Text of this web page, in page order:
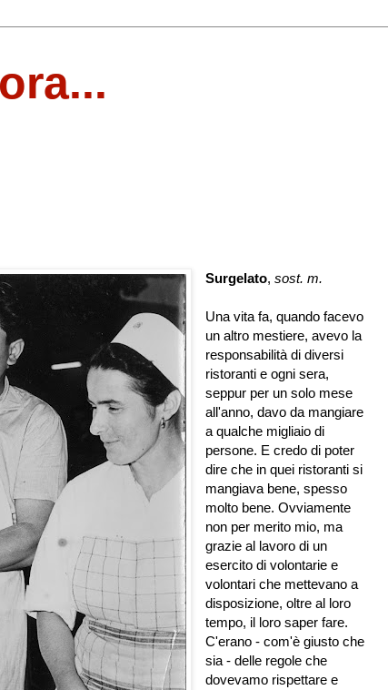
Surgelato, sost. m.
Una vita fa, quando facevo
un altro mestiere, avevo la
responsabilità di diversi
ristoranti e ogni sera,
seppur per un solo mese
all'anno, davo da mangiare
a qualche migliaio di
persone. E credo di poter
dire che in quei ristoranti si
mangiava bene, spesso
molto bene. Ovviamente
non per merito mio, ma
grazie al lavoro di un
esercito di volontarie e
volontari che mettevano a
disposizione, oltre al loro
tempo, il loro saper fare.
C'erano - com'è giusto che
sia - delle regole che
dovevamo rispettare e